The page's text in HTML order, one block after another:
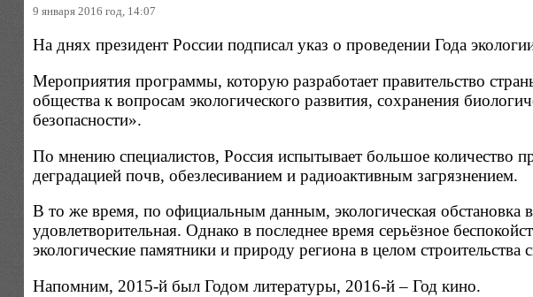
9 января 2016 год, 14:07
На днях президент России подписал указ о проведении Года
Мероприятия программы, которую разработает правительство
общества к вопросам экологического развития, сохранения
безопасности».
По мнению специалистов, Россия испытывает большое количество
деградацией почв, обезлесиванием и радиоактивным загрязнением.
В то же время, по официальным данным, экологическая обстановка
удовлетворительная. Однако в последнее время серьёзное
экологические памятники и природу региона в целом строительства
Напомним, 2015-й был Годом литературы, 2016-й – Год кино.